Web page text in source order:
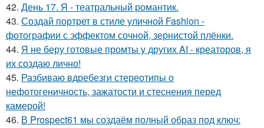
42. День 17. Я - театральный романтик.
43. Создай портрет в стиле уличной Fashion -
фотографии с эффектом сочной, зернистой плёнки.
44. Я не беру готовые промты у других AI - креаторов, я
их создаю лично!
45. Разбиваю вдребезги стереотипы о
нефотогеничность, зажатости и стеснения перед
камерой!
46. В Prospect61 мы создаём полный образ под ключ: